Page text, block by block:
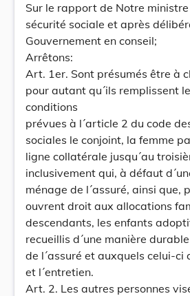
Sur le rapport de Notre
sécurité sociale et après
Gouvernement en conseil;
Arrêtons:
Art. 1er. Sont présumés être à
pour autant qu´ils remplissent
conditions
prévues à l´article 2 du code
sociales le conjoint, la femme
ligne collatérale jusqu´au
inclusivement qui, à défaut
ménage de l´assuré, ainsi que,
ouvrent droit aux allocations
descendants, les enfants
recueillis d´une manière
de l´assuré et auxquels celui-ci
et l´entretien.
Art. 2. Les autres personnes